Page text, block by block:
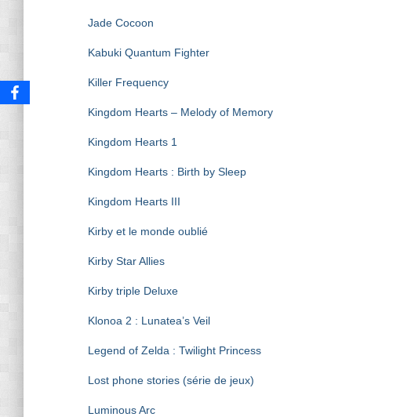
Jade Cocoon
Kabuki Quantum Fighter
Killer Frequency
Kingdom Hearts – Melody of Memory
Kingdom Hearts 1
Kingdom Hearts : Birth by Sleep
Kingdom Hearts III
Kirby et le monde oublié
Kirby Star Allies
Kirby triple Deluxe
Klonoa 2 : Lunatea’s Veil
Legend of Zelda : Twilight Princess
Lost phone stories (série de jeux)
Luminous Arc